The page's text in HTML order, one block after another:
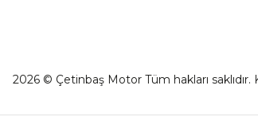
2026 © Çetinbaş Motor Tüm hakları